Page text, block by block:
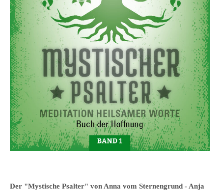
Der "Mystische Psalter" von Anna vom Sternengrund - Anja